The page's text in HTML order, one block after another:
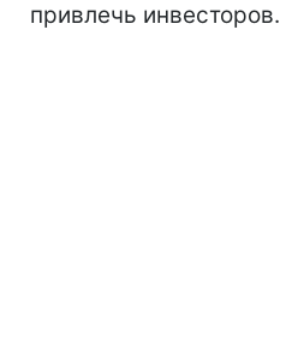
привлечь инвесторов.